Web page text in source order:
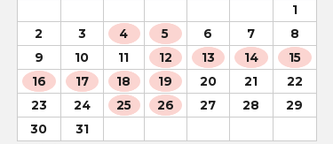
1
2
3 4 5 6 7
8
9
10 11 12 13 14
15
16
17 18 19 20 21
22
23
24 25 26 27 28
29
30
31